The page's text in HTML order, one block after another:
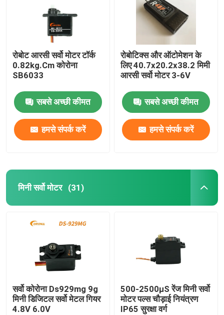
उत्पादों
हमारे बारे में
कारखाना भ्रमण
गुणवत्ता नियंत्रण
रोबोट आरसी सर्वो मोटर टॉर्क
0.82kg.Cm कोरोना
SB6033
सबसे अच्छी कीमत
हमसे संपर्क करें
रोबोटिक्स और ऑटोमेशन के
लिए 40.7x20.2x38.2 मिमी
आरसी सर्वो मोटर 3-6V
सबसे अच्छी कीमत
हमसे संपर्क करें
मिनी सर्वो मोटर (31)
सर्वो कोरोना Ds929mg 9g
मिनी डिजिटल सर्वो मेटल गियर
4.8V 6.0V
500-2500μS रेंज मिनी सर्वो
मोटर पल्स चौड़ाई नियंत्रण
IP65 सुरक्षा वर्ग